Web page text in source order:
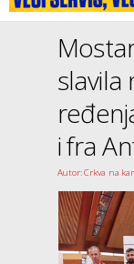
slavila
i fra
Autor: Crkva na